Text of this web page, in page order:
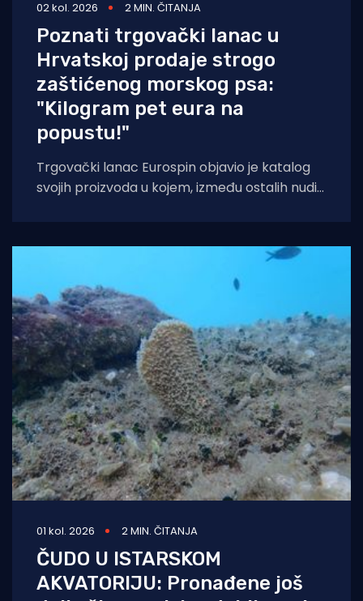
02 kol. 2026 2 MIN. ČITANJA
Poznati trgovački lanac u
Hrvatskoj prodaje strogo
zaštićenog morskog psa:
"Kilogram pet eura na
popustu!"
Trgovački lanac Eurospin objavio je katalog
svojih proizvoda u kojem, između ostalih nudi
01 kol. 2026 2 MIN. ČITANJA
ČUDO U ISTARSKOM
AKVATORIJU: Pronađene još